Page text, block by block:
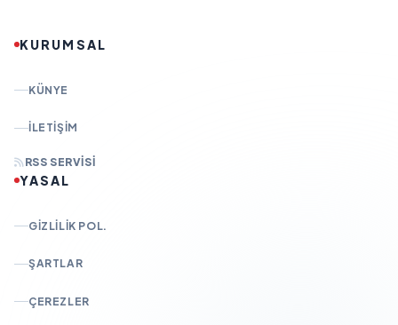
KURUMSAL
KÜNYE
İLETIŞIM
RSS SERVISI
YASAL
GIZLILIK POL.
ŞARTLAR
ÇEREZLER